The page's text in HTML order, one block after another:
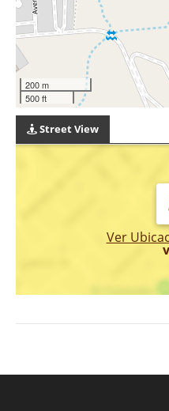
200 m
500 ft
Street View
Ver